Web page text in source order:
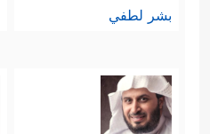
بشر لطفي